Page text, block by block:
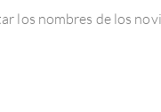
los nombres de los